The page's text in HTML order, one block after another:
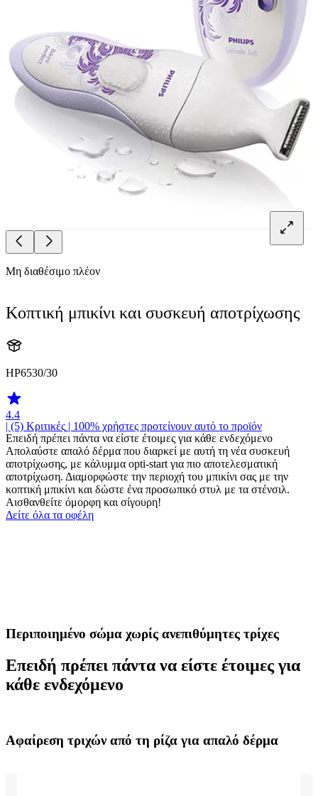
Μη διαθέσιμο πλέον
Κοπτική μπικίνι και συσκευή αποτρίχωσης
HP6530/30
4.4
| (5) Κριτικές | 100% χρήστες προτείνουν αυτό το προϊόν
Επειδή πρέπει πάντα να είστε έτοιμες για κάθε ενδεχόμενο
Απολαύστε απαλό δέρμα που διαρκεί με αυτή τη νέα συσκευή
αποτρίχωσης, με κάλυμμα opti-start για πιο αποτελεσματική
αποτρίχωση. Διαμορφώστε την περιοχή του μπικίνι σας με την
κοπτική μπικίνι και δώστε ένα προσωπικό στυλ με τα στένσιλ.
Αισθανθείτε όμορφη και σίγουρη!
Δείτε όλα τα οφέλη
Περιποιημένο σώμα χωρίς ανεπιθύμητες τρίχες
Επειδή πρέπει πάντα να είστε έτοιμες για
κάθε ενδεχόμενο
Αφαίρεση τριχών από τη ρίζα για απαλό δέρμα